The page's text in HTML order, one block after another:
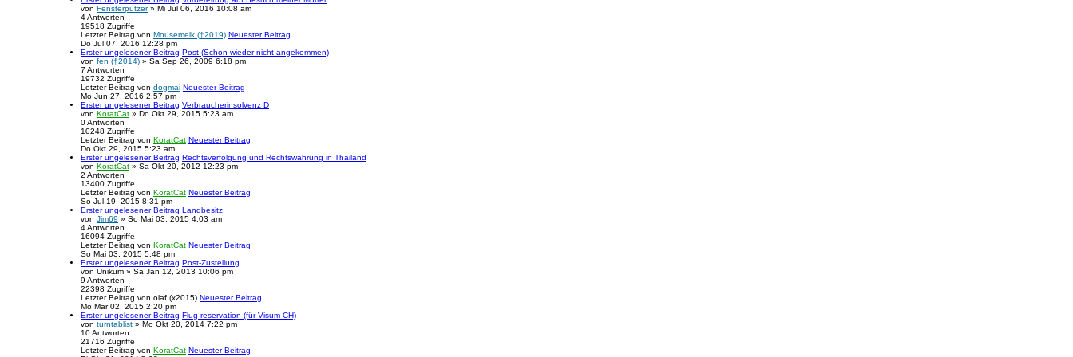
von Fensterputzer» Mi Jul 06, 2016 10:08 am
4Antworten
19518 Zugriffe
Letzter Beitrag von Mousemelk (†2019) Neuester Beitrag
Do Jul 07, 2016 12:28 pm
Erster ungelesener Beitrag Post (Schon wieder nicht angekommen)
von fen (†2014) » Sa Sep 26, 2009 6:18 pm
7 Antworten
19732 Zugriffe
Letzter Beitrag von dogmai Neuester Beitrag
Mo Jun 27, 2016 2:57 pm
Erster ungelesener Beitrag Verbraucherinsolvenz D
von KoratCat » Do Okt 29, 2015 5:23 am
0Antworten
10248 Zugriffe
Letzter Beitrag von KoratCat Neuester Beitrag
Do Okt 29, 2015 5:23 am
Erster ungelesener Beitrag Rechtsverfolgung und Rechtswahrung in Thailand
von KoratCat » Sa Okt 20, 2012 12:23 pm
2 Antworten
13400 Zugriffe
Letzter Beitrag von KoratCat Neuester Beitrag
So Jul 19, 2015 8:31 pm
Erster ungelesener Beitrag Landbesitz
von Jim69 » So Mai 03, 2015 4:03 am
4Antworten
16094 Zugriffe
Letzter Beitrag von KoratCat Neuester Beitrag
So Mai 03, 2015 5:48 pm
Erster ungelesener Beitrag Post-Zustellung
von Unikum » Sa Jan 12, 2013 10:06 pm
9 Antworten
22398 Zugriffe
Letzter Beitrag von olaf (x2015) Neuester Beitrag
Mo Mär 02, 2015 2:20 pm
Erster ungelesener Beitrag Flug reservation (für Visum CH)
von turntablist » Mo Okt 20, 2014 7:22 pm
10Antworten
21716 Zugriffe
Letzter Beitrag von KoratCat Neuester Beitrag